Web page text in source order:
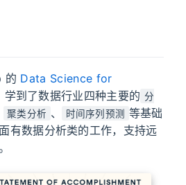
的 Data Science for
学到了数据行业四种主要的 分
聚类分析 、 时间序列预测 等基础
有数据分析类的工作，支持远